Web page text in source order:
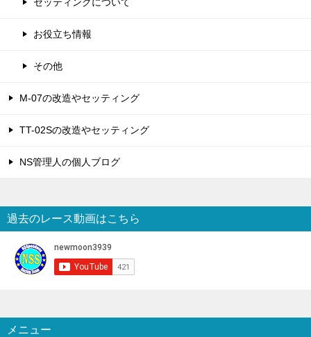
セッティングについて
お役立ち情報
その他
M-07の改造やセッティング
TT-02Sの改造やセッティング
NS管理人の個人ブログ
過去のレース動画はこちら
メニュー